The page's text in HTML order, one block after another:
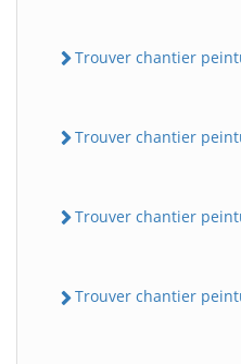
Trouver chantier
Trouver chantier
Trouver chantier
Trouver chantier